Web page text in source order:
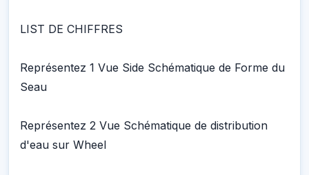
LIST DE CHIFFRES
Représentez 1 Vue Side Schématique de Forme du
Seau
Représentez 2 Vue Schématique de distribution
d'eau sur Wheel